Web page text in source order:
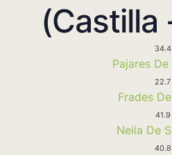
(Castilla
Pajares
Frades
Neila De